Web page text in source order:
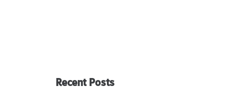
Recent Posts